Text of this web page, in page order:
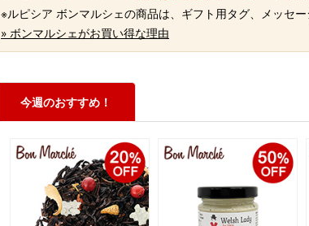
※ルピシア ボンマルシェの商品は、ギフト用タグ、メッセ
» ボンマルシェがお買い得な理由
今週のおすすめ！